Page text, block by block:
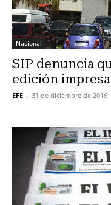
Nacional
SIP denuncia
edición
EFE - 31 de diciembre de 2016